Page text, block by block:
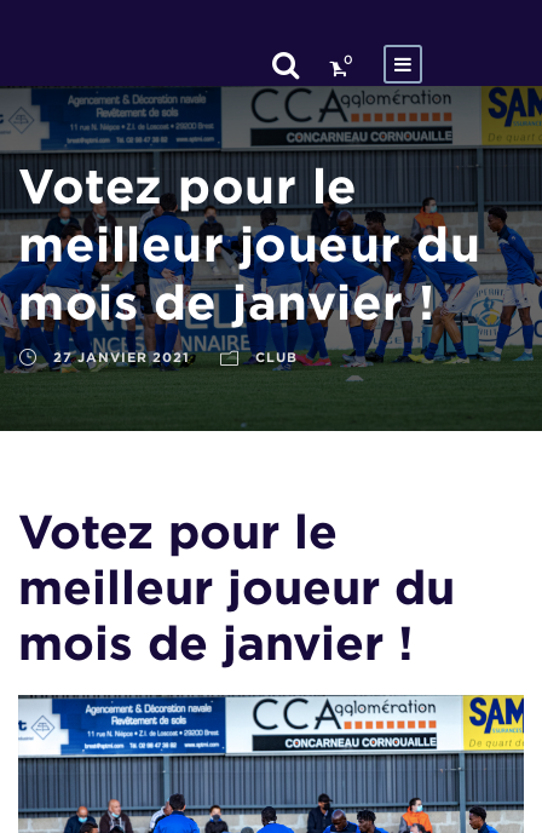
0
Votez pour le
meilleur joueur du
mois de janvier !
27 JANVIER 2021 CLUB
Votez pour le
meilleur joueur du
mois de janvier !